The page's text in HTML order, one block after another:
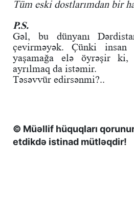
Tüm eski dostlarımdan bir
P.S.
Gəl, bu dünyanı
çevirməyək. Çünki insan
yaşamağa elə öyrəşir ki,
ayrılmaq da istəmir.
Təsəvvür edirsənmi?..
© Müəllif hüquqları
etdikdə istinad mütləqdir!